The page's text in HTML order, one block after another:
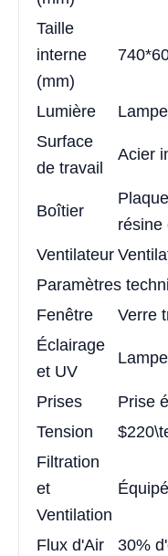
Taille
interne
(mm)
Lumière
Surface
de travail
Acier
Boîtier
résine
Ventilateur
Paramètres
Fenêtre
Verre
Éclairage
et UV
Prises
Prise
Tension
Filtration
et
Ventilation
Flux d'Air
30%